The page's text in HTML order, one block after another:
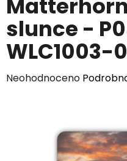
slunce -
WLC1003-
Průměrné
Neohodnoceno